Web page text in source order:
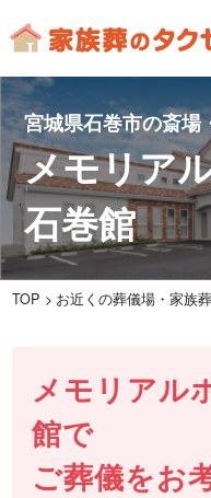
宮城県石巻市の斎場
メモリア
石巻館
TOP お近くの葬儀場・家族
メモリアル
館で
ご葬儀をお